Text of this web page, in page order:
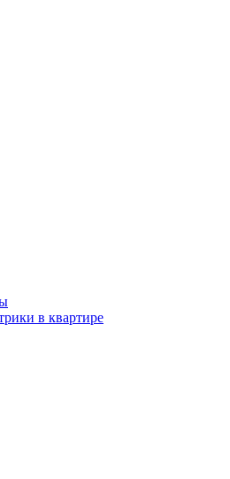
в квартире